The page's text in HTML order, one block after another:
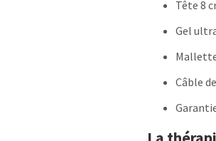
Tête 8
Gel
Câble